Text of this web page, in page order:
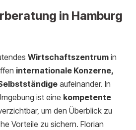
in Hamburg
Wirtschaftszentrum in
internationale Konzerne,
aufeinander. In
ist eine kompetente
um den Überblick zu
Vorteile zu sichern. Florian